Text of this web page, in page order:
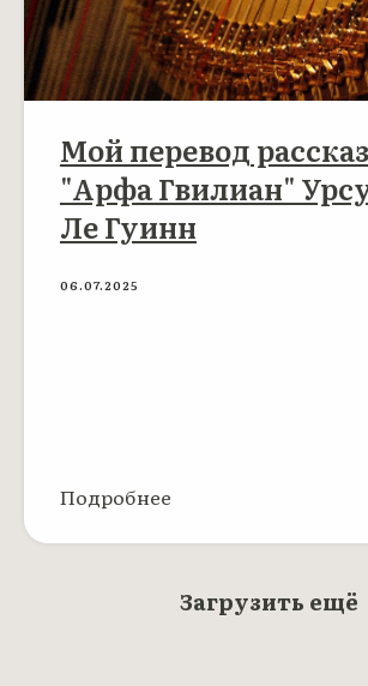
Мой перевод
"Арфа Гвилиан"
Ле Гуинн
06.07.2025
Подробнее
Загрузить ещё